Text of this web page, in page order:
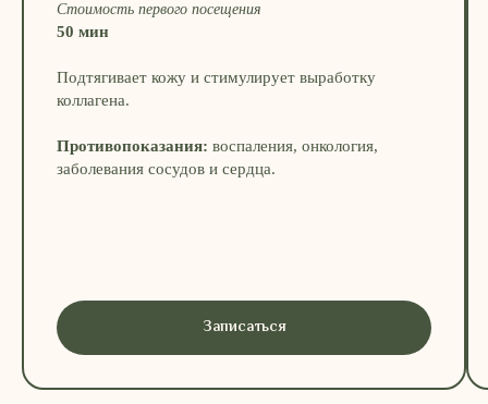
Стоимость первого посещения
50 мин
Подтягивает кожу и стимулирует выработку
коллагена.
Противопоказания: воспаления, онкология,
заболевания сосудов и сердца.
Записаться